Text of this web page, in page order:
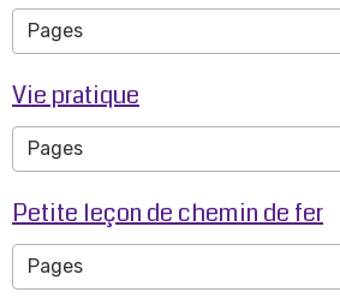
Vie pratique
Petite leçon de chemin de fer